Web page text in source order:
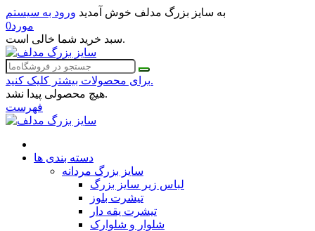
به سایز بزرگ مدلف خوش آمدید ورود به سیستم
0مورد
سبد خرید شما خالی است.
برای محصولات بیشتر کلیک کنید.
هیچ محصولی پیدا نشد.
فهرست
دسته بندی ها
سایز بزرگ مردانه
لباس زیر سایز بزرگ
تیشرت بلوز
تیشرت یقه دار
شلوار و شلوارک